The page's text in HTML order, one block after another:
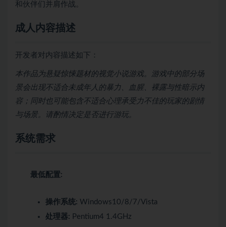
和伙伴们并肩作战。
成人内容描述
开发者对内容描述如下：
本作品为悬疑惊悚题材的视觉小说游戏。游戏中的部分场
景会出现不适合未成年人的暴力、血腥、裸露与性暗示内
容；同时也可能包含不适合心理承受力不佳的玩家的剧情
与场景。请酌情决定是否进行游玩。
系统需求
最低配置:
操作系统: Windows10/8/7/Vista
处理器: Pentium4 1.4GHz